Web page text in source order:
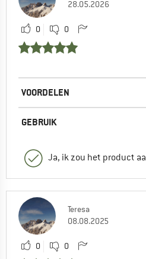
28.05.2026
0 0
VOORDELEN
GEBRUIK
Ja, ik zou het product
Teresa
08.08.2025
0 0